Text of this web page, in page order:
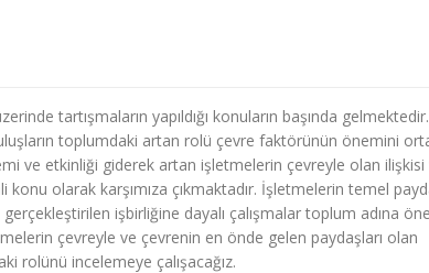
tartışmaların yapıldığı konuların başında gelmektedir.
toplumdaki artan rolü çevre faktörünün önemini
ve etkinliği giderek artan işletmelerin çevreyle olan ilişkisi
olarak karşımıza çıkmaktadır. İşletmelerin temel
işbirliğine dayalı çalışmalar toplum adına
çevreyle ve çevrenin en önde gelen paydaşları olan
rolünü incelemeye çalışacağız.